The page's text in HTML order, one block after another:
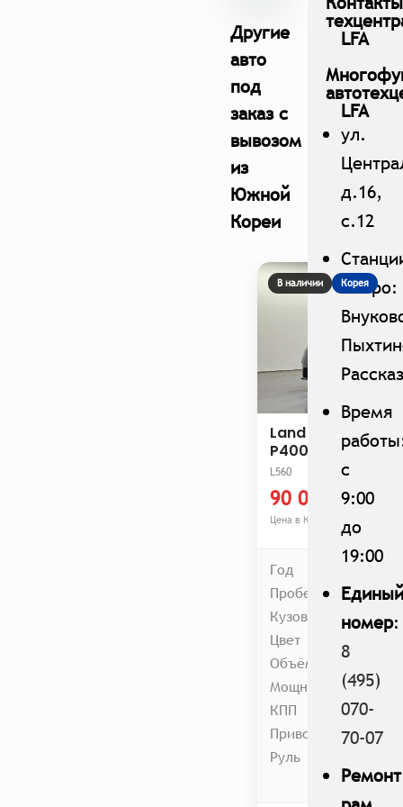
Другие
авто
под
заказ с
вывозом
из
Южной
Кореи
В наличии Корея
Land Rover
P400
L560
90 000 000 ₩
Цена в Корее
Год
Пробег
Кузов
Цвет
Объём
Мощность
КПП
Привод
Руль
LFA
LFA
ул.
д.16,
с.12
метро:
Время
с
9:00
до
19:00
Единый
номер:
8
(495)
070-
70-07
Ремонт